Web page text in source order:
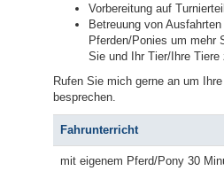
Vorbereitung auf
Betreuung von
Pferden/Ponies um mehr
Sie und Ihr Tier/Ihre Tiere
Rufen Sie mich gerne an um
besprechen.
Fahrunterricht
mit eigenem Pferd/Pony 30